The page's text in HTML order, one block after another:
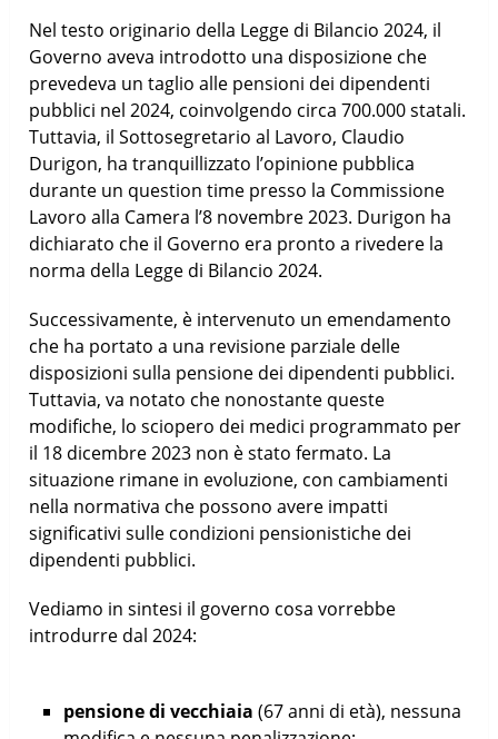
Nel testo originario della Legge di Bilancio 2024, il
Governo aveva introdotto una disposizione che
prevedeva un taglio alle pensioni dei dipendenti
pubblici nel 2024, coinvolgendo circa 700.000 statali.
Tuttavia, il Sottosegretario al Lavoro, Claudio
Durigon, ha tranquillizzato l’opinione pubblica
durante un question time presso la Commissione
Lavoro alla Camera l’8 novembre 2023. Durigon ha
dichiarato che il Governo era pronto a rivedere la
norma della Legge di Bilancio 2024.
Successivamente, è intervenuto un emendamento
che ha portato a una revisione parziale delle
disposizioni sulla pensione dei dipendenti pubblici.
Tuttavia, va notato che nonostante queste
modifiche, lo sciopero dei medici programmato per
il 18 dicembre 2023 non è stato fermato. La
situazione rimane in evoluzione, con cambiamenti
nella normativa che possono avere impatti
significativi sulle condizioni pensionistiche dei
dipendenti pubblici.
Vediamo in sintesi il governo cosa vorrebbe
introdurre dal 2024:
pensione di vecchiaia (67 anni di età), nessuna